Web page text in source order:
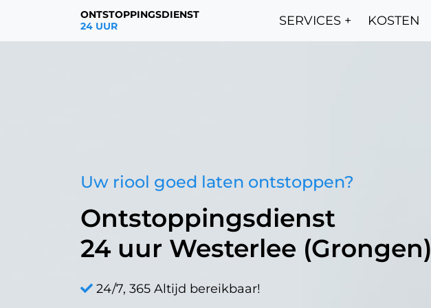
ONTSTOPPINGSDIENST
24 UUR
SERVICES + KOSTEN
Uw riool goed laten ontstoppen?
Ontstoppingsdienst
24 uur Westerlee (Grongen)
24/7, 365 Altijd bereikbaar!